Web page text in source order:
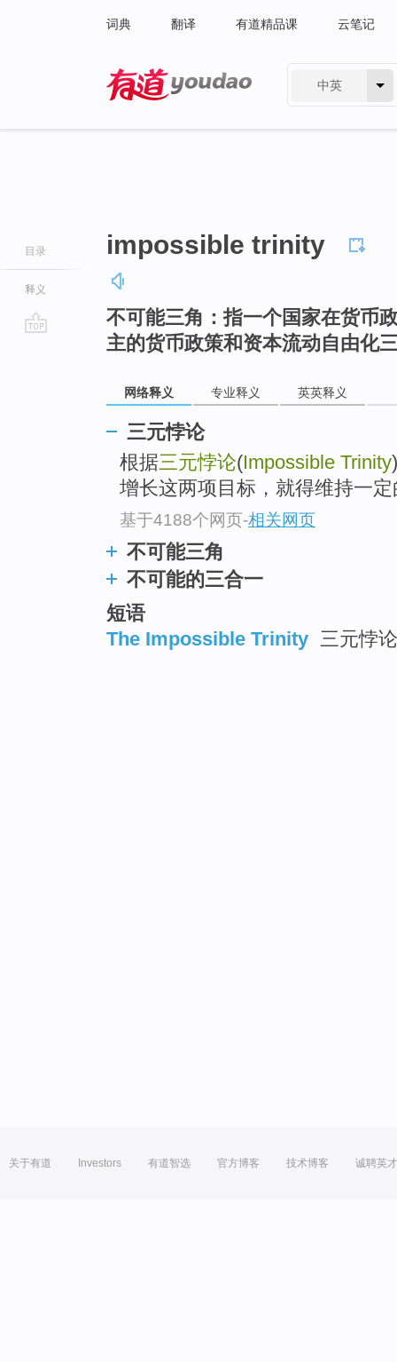
词典 翻译 有道精品课 云笔记
中英
目录
释义
impossible trinity
不可能三角：指一个国家在货币
主的货币政策和资本流动自由化
网络释义 专业释义 英英释义
三元悖论
根据三元悖论(Impossible Trinity
增长这两项目标，就得维持一
基于4188个网页-相关网页
不可能三角
不可能的三合一
短语
The Impossible Trinity 三元悖
关于有道 Investors 有道智选 官方博客 技术博客 诚聘英才